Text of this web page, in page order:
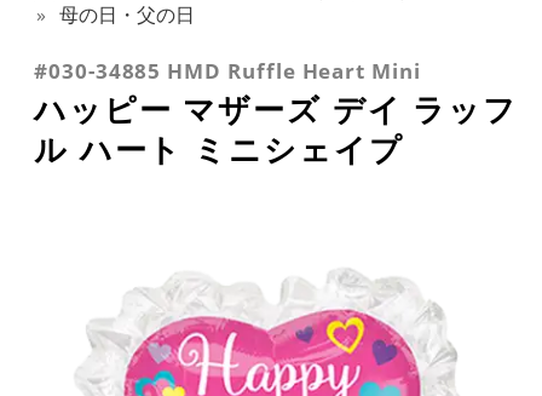
母の日・父の日
#030-34885 HMD Ruffle Heart Mini
ハッピー マザーズ デイ ラッフ
ル ハート ミニシェイプ